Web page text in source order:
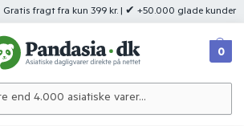
fragt fra kun 399 kr. | ✔ +50.000 glade kunder
0